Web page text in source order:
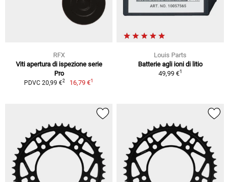
RFX
Viti apertura di ispezione serie
Pro
PDVC 20,99 €2 16,79 €1
Louis Parts
Batterie agli ioni di litio
49,99 €1